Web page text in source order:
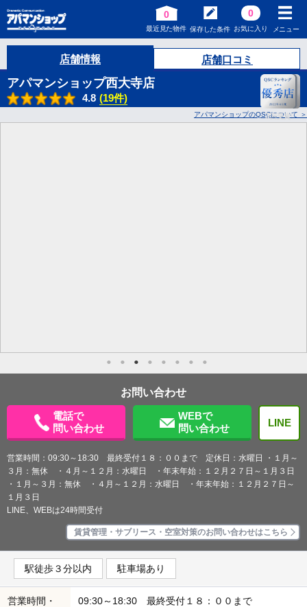
0
最近見た物件 保存した条件
0
お気に入り メニュー
店舗情報 店舗口コミ
アパマンショップ西大寺店
4.8 (19件)
3回受賞!
アパマンショップのQSCについて
お問い合わせ
電話で
問い合わせ
WEBで
問い合わせ
LINE
営業時間：09:30～18:30 最終受付１８：００まで 定休日：水曜日 ・１月～
３月：無休 ・４月～１２月：水曜日 ・年末年始：１２月２７日～１月３日
・１月～３月：無休 ・４月～１２月：水曜日 ・年末年始：１２月２７日～
１月３日
LINE、WEBは24時間受付
賃貸管理・サブリース・空室対策のお問い合わせはこちら
駅徒歩３分以内 駐車場あり
営業時間・
09:30～18:30 最終受付１８：００まで